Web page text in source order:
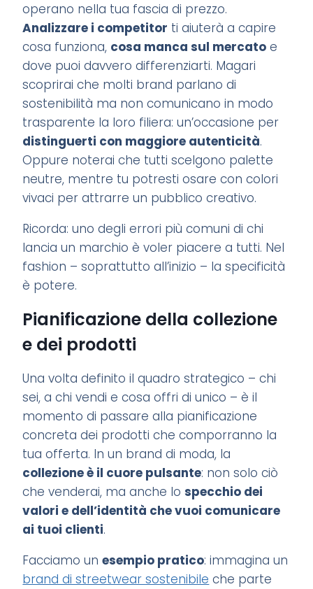
operano nella tua fascia di prezzo.
Analizzare i competitor ti aiuterà a capire
cosa funziona, cosa manca sul mercato e
dove puoi davvero differenziarti. Magari
scoprirai che molti brand parlano di
sostenibilità ma non comunicano in modo
trasparente la loro filiera: un’occasione per
distinguerti con maggiore autenticità.
Oppure noterai che tutti scelgono palette
neutre, mentre tu potresti osare con colori
vivaci per attrarre un pubblico creativo.
Ricorda: uno degli errori più comuni di chi
lancia un marchio è voler piacere a tutti. Nel
fashion – soprattutto all’inizio – la specificità
è potere.
Pianificazione della collezione
e dei prodotti
Una volta definito il quadro strategico – chi
sei, a chi vendi e cosa offri di unico – è il
momento di passare alla pianificazione
concreta dei prodotti che comporranno la
tua offerta. In un brand di moda, la
collezione è il cuore pulsante: non solo ciò
che venderai, ma anche lospecchio dei
valori e dell’identità che vuoi comunicare
ai tuoi clienti.
Facciamo unesempio pratico: immagina un
brand di streetwear sostenibile che parte